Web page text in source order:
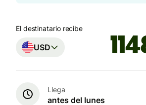
El destinatario recibe
USD
Llega
antes del lunes